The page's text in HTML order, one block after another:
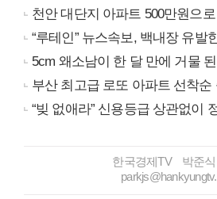
천안 대단지 아파트 500만원으
“루테인” 뉴스속보, 백내장 유발
5cm 왜소남이 한 달 만에 거물
부산 최고급 로또 아파트 선착순
“빚 없애라” 신용등급 상관없이
한국경제TV 박준